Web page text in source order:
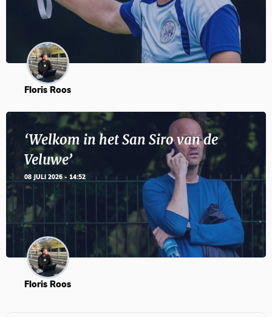
Floris Roos
‘Welkom in het San Siro van de
Veluwe’
08 JULI 2026 - 14:52
Floris Roos